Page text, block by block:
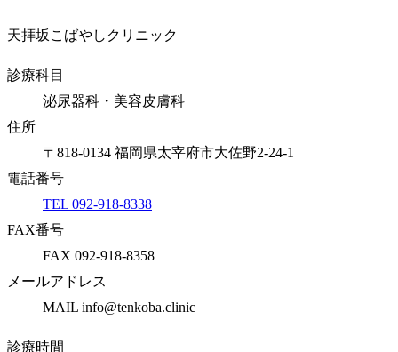
天拝坂こばやしクリニック
診療科目
泌尿器科・美容皮膚科
住所
〒818-0134 福岡県太宰府市大佐野2-24-1
電話番号
TEL 092-918-8338
FAX番号
FAX 092-918-8358
メールアドレス
MAIL info@tenkoba.clinic
診療時間